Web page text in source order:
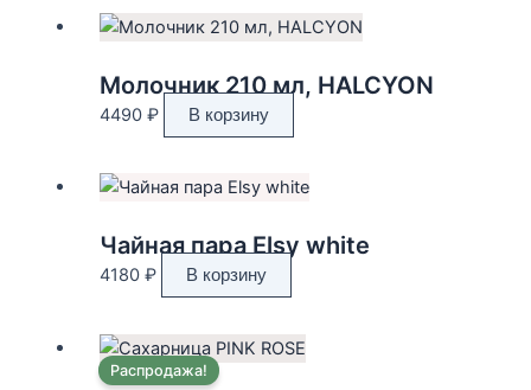
6790 ₽.
Молочник 210 мл, HALCYON
4490 ₽ В корзину
Чайная пара Elsy white
4180 ₽ В корзину
Распродажа!